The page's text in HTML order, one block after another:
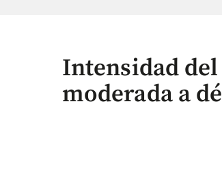
Intensidad
moderada a